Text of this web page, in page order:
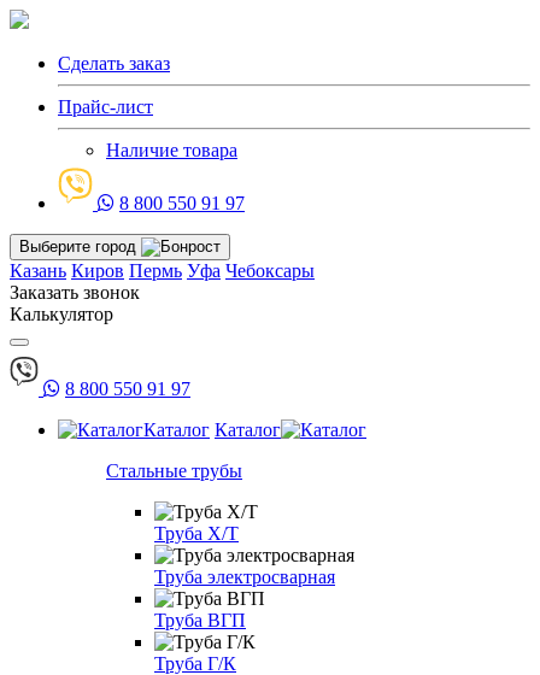
Сделать заказ
Прайс-лист
Наличие товара
8 800 550 91 97
Выберите город
Казань Киров Пермь Уфа Чебоксары
Заказать звонок
Калькулятор
8 800 550 91 97
Каталог Каталог
Стальные трубы
Труба Х/Т
Труба электросварная
Труба ВГП
Труба Г/К